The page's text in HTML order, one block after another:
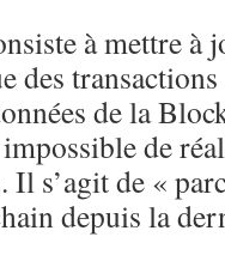
à mettre à
transactions
de la
de
Il s’agit de «
depuis la